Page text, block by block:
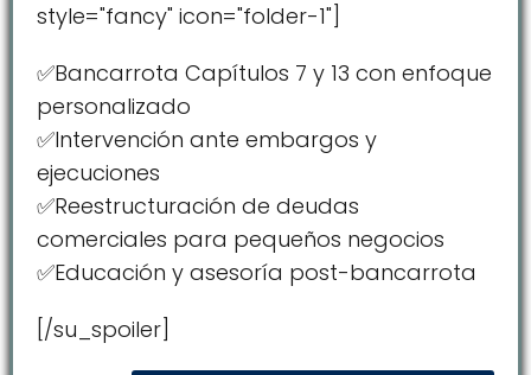
style="fancy" icon="folder-1"]
✅Bancarrota Capítulos 7 y 13 con enfoque
personalizado
✅Intervención ante embargos y
ejecuciones
✅Reestructuración de deudas
comerciales para pequeños negocios
✅Educación y asesoría post-bancarrota
[/su_spoiler]